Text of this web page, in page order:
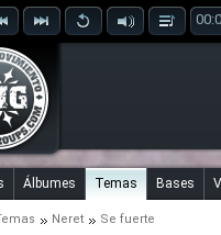
Álbumes Temas Bases
Neret Se fuerte